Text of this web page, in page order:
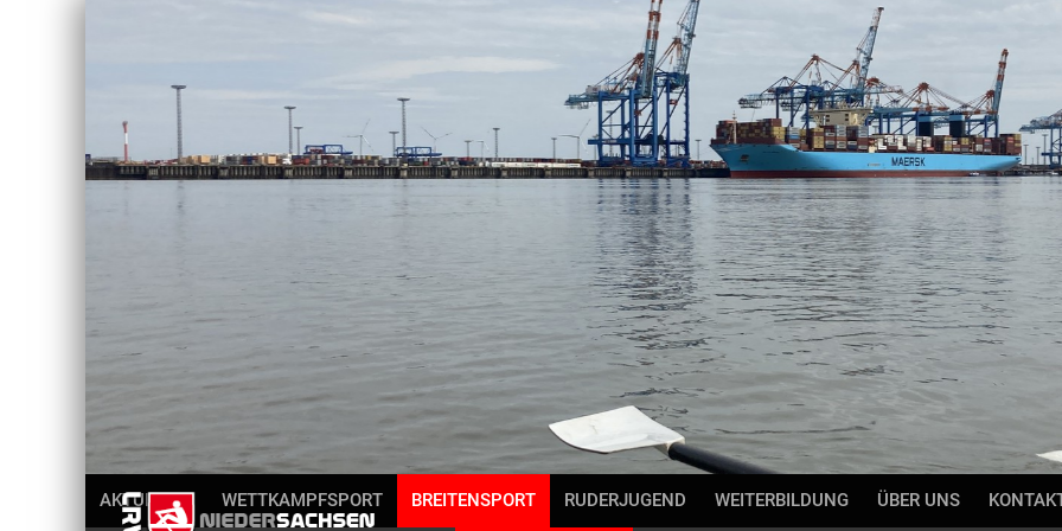
AKTUELLES WETTKAMPFSPORT BREITENSPORT RUDERJUGEND WEITERBILDUNG ÜBER UNS